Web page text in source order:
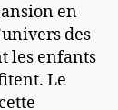
en
des
les enfants
Le